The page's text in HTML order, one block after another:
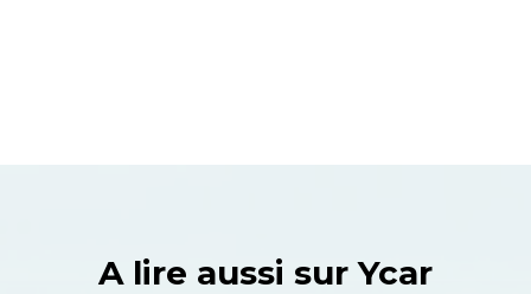
A lire aussi sur Ycar